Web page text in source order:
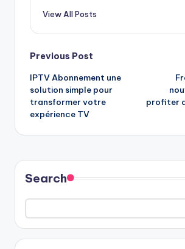
View All Posts
Post
navigation
Previous Post
IPTV Abonnement une
solution simple pour
transformer votre
expérience TV
profiter
Search